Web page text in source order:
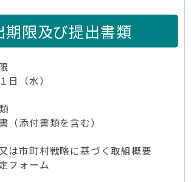
限及び提出書類
日（水）
（添付書類を含む）
は市町村戦略に基づく取組概要
フォーム